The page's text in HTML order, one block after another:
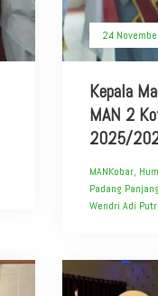
24
Kepala
MAN 2
2025/
MANKobar,
Padang
Wendri Adi